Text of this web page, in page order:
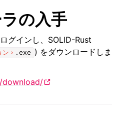
の入手
グインし、SOLID-Rust
ン .exe ) をダウンロードしま
download/